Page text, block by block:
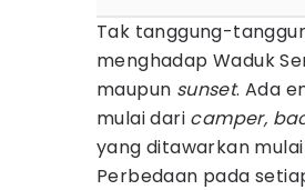
Tak tanggung-
menghadap Waduk
maupun sunset. Ada
mulai dari camper,
yang ditawarkan
Perbedaan pada